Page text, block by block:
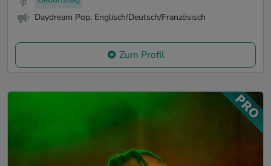
Daydream Pop, Englisch/Deutsch/Französisch
Zum Profil